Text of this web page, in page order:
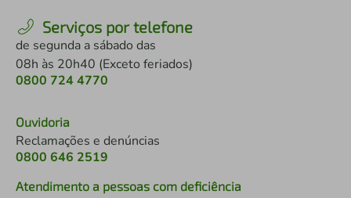
Serviços por telefone
de segunda a sábado das
08h às 20h40 (Exceto feriados)
0800 724 4770
Ouvidoria
Reclamações e denúncias
0800 646 2519
Atendimento a pessoas com deficiência